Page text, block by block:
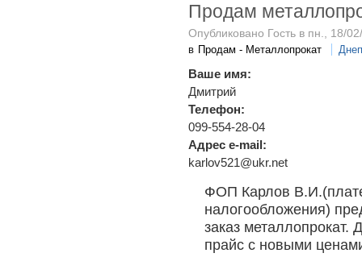
Продам
Опубликовано Гость в пн., 18/
в Продам - Металлопрокат
Ваше имя:
Дмитрий
Телефон:
099-554-28-04
Адрес e-mail:
karlov521@ukr.net
ФОП Карлов
налогообложения)
заказ
прайс с новыми